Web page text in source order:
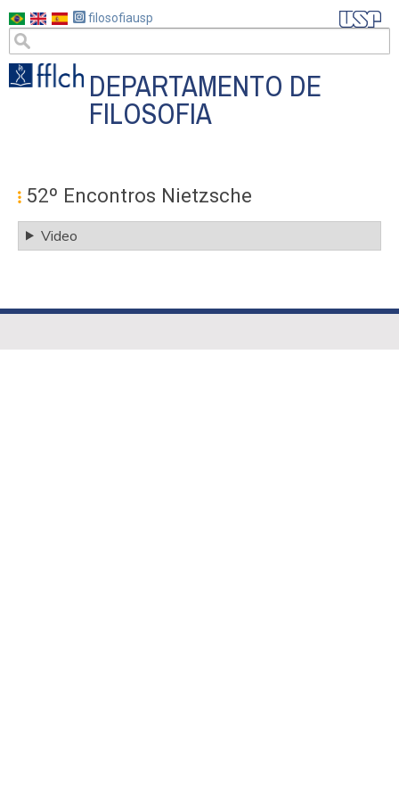
al
contenido
principal
filosofiausp
DEPARTAMENTO DE
FILOSOFIA
ES 52º Encontros Nietzsche
Video